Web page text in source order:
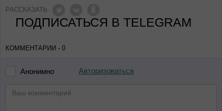
РАССКАЗАТЬ
ПОДПИСАТЬСЯ В TELEGRAM
КОММЕНТАРИИ - 0
Анонимно Авторизоваться